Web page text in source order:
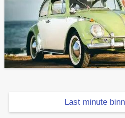
Last minute